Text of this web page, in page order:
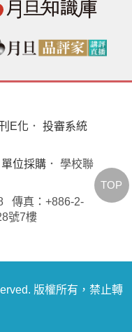
E化 ． 投審系統
單位採購 ． 學校聯
傳真：+886-2-
號7樓
版權所有，禁止轉
TOP